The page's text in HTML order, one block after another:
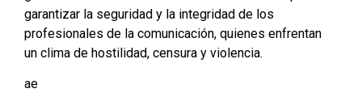
garantizar la seguridad y la integridad de los
profesionales de la comunicación, quienes enfrentan
un clima de hostilidad, censura y violencia.
ae